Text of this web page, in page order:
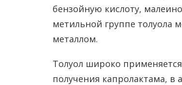
бензойную кислоту,
метильной группе
металлом.
Толуол широко
получения капролактама,